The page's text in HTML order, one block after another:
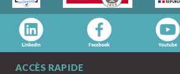
ACCÈS RAPIDE